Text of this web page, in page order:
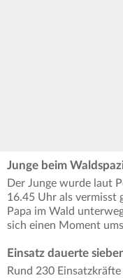
Junge beim
Der Junge wurde laut
16.45 Uhr als vermisst
Papa im Wald
sich einen Moment
Einsatz dauerte
Rund 230